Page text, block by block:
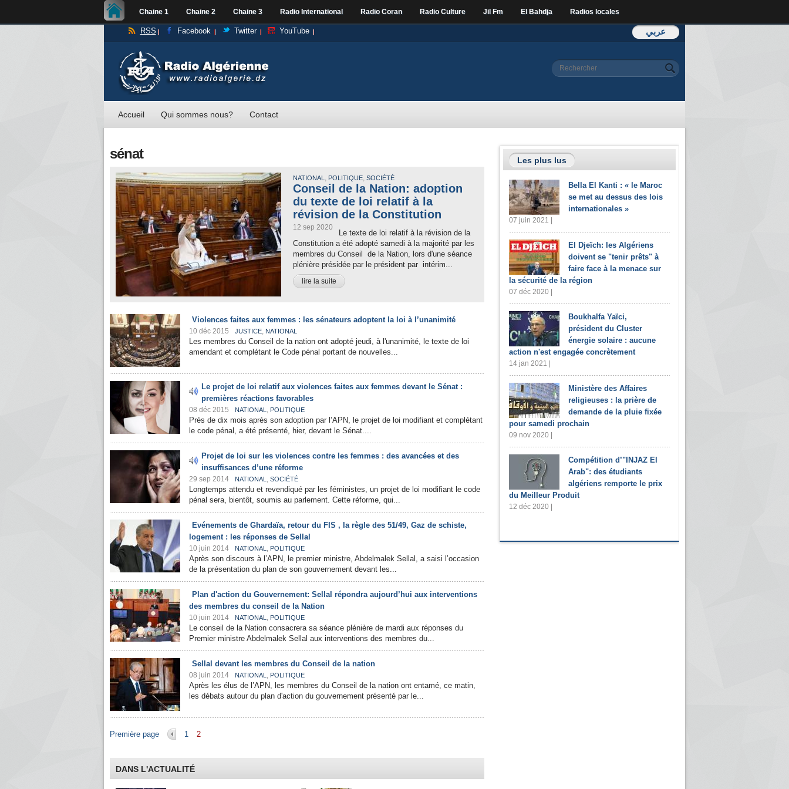
Chaine 1 Chaine 2 Chaine 3 Radio International Radio Coran Radio Culture Jil Fm El Bahdja Radios locales
عربي RSS Facebook Twitter YouTube
Formulaire de
Rechercher
Accueil Qui sommes nous? Contact
sénat
NATIONAL , POLITIQUE, SOCIÉTÉ
Conseil de la Nation: adoption
du texte de loi relatif à la
révision de la Constitution
12 sep 2020
Le texte de loi relatif à la révision de la
Constitution a été adopté samedi à la majorité par les
membres du Conseil de la Nation, lors d'une séance
plénière présidée par le président par intérim...
lire la suite
Violences faites aux femmes : les sénateurs adoptent la loi à l’unanimité
10 déc 2015 JUSTICE, NATIONAL
Les membres du Conseil de la nation ont adopté jeudi, à l'unanimité, le texte de loi
amendant et complétant le Code pénal portant de nouvelles...
Le projet de loi relatif aux violences faites aux femmes devant le Sénat :
premières réactions favorables
08 déc 2015 NATIONAL , POLITIQUE
Près de dix mois après son adoption par l’APN, le projet de loi modifiant et complétant
le code pénal, a été présenté, hier, devant le Sénat....
Projet de loi sur les violences contre les femmes : des avancées et des
insuffisances d’une réforme
29 sep 2014 NATIONAL , SOCIÉTÉ
Longtemps attendu et revendiqué par les féministes, un projet de loi modifiant le code
pénal sera, bientôt, soumis au parlement. Cette réforme, qui...
Evénements de Ghardaïa, retour du FIS , la règle des 51/49, Gaz de schiste,
logement : les réponses de Sellal
10 juin 2014 NATIONAL , POLITIQUE
Après son discours à l’APN, le premier ministre, Abdelmalek Sellal, a saisi l’occasion
de la présentation du plan de son gouvernement devant les...
Plan d'action du Gouvernement: Sellal répondra aujourd’hui aux interventions
des membres du conseil de la Nation
10 juin 2014 NATIONAL , POLITIQUE
Le conseil de la Nation consacrera sa séance plénière de mardi aux réponses du
Premier ministre Abdelmalek Sellal aux interventions des membres du...
Sellal devant les membres du Conseil de la nation
08 juin 2014 NATIONAL , POLITIQUE
Après les élus de l’APN, les membres du Conseil de la nation ont entamé, ce matin,
les débats autour du plan d'action du gouvernement présenté par le...
Pages
Première page 1 2
DANS L'ACTUALITÉ
Les plus lus
Bella El Kanti : « le Maroc
se met au dessus des lois
internationales »
07 juin 2021 |
El Djeïch: les Algériens
doivent se "tenir prêts" à
faire face à la menace sur
la sécurité de la région
07 déc 2020 |
Boukhalfa Yaïci,
président du Cluster
énergie solaire : aucune
action n'est engagée concrètement
14 jan 2021 |
Ministère des Affaires
religieuses : la prière de
demande de la pluie fixée
pour samedi prochain
09 nov 2020 |
Compétition d’"INJAZ El
Arab": des étudiants
algériens remporte le prix
du Meilleur Produit
12 déc 2020 |